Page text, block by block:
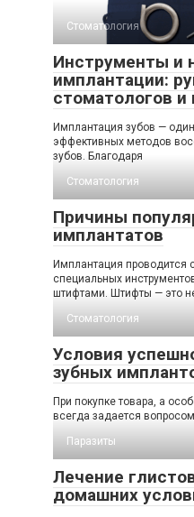
Стоматология
Инструменты и
имплантации:
стоматологов и
Имплантация зубов —
эффективных методов
зубов. Благодаря
Стоматология
Причины
имплантатов
Имплантация проводится
специальных
штифтами. Штифты — это
Стоматология
Условия
зубных
При покупке товара, а
всегда задается
Паразиты
Лечение
домашних